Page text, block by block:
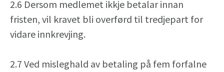
2.6 Dersom medlemet ikkje betalar innan
fristen, vil kravet bli overførd til tredjepart for
vidare innkrevjing.
2.7 Ved misleghald av betaling på fem forfalne